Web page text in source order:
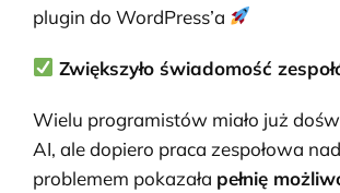
plugin do WordPress’a
Zwiększyło świadomość
Wielu programistów miało już
AI, ale dopiero praca zespołowa
problemem pokazała pełnię